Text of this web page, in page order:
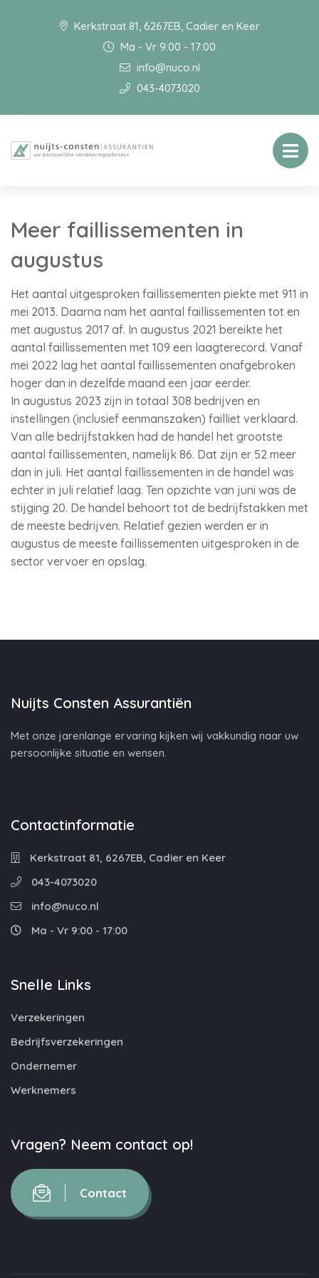
Kerkstraat 81, 6267EB, Cadier en Keer
Ma - Vr 9:00 - 17:00
info@nuco.nl
043-4073020
Meer faillissementen in
augustus
Het aantal uitgesproken faillissementen piekte met 911 in
mei 2013. Daarna nam het aantal faillissementen tot en
met augustus 2017 af. In augustus 2021 bereikte het
aantal faillissementen met 109 een laagterecord. Vanaf
mei 2022 lag het aantal faillissementen onafgebroken
hoger dan in dezelfde maand een jaar eerder.
In augustus 2023 zijn in totaal 308 bedrijven en
instellingen (inclusief eenmanszaken) failliet verklaard.
Van alle bedrijfstakken had de handel het grootste
aantal faillissementen, namelijk 86. Dat zijn er 52 meer
dan in juli. Het aantal faillissementen in de handel was
echter in juli relatief laag. Ten opzichte van juni was de
stijging 20. De handel behoort tot de bedrijfstakken met
de meeste bedrijven. Relatief gezien werden er in
augustus de meeste faillissementen uitgesproken in de
sector vervoer en opslag.
Nuijts Consten Assurantiën
Met onze jarenlange ervaring kijken wij vakkundig naar uw
persoonlijke situatie en wensen.
Contactinformatie
Kerkstraat 81, 6267EB, Cadier en Keer
043-4073020
info@nuco.nl
Ma - Vr 9:00 - 17:00
Snelle Links
Verzekeringen
Bedrijfsverzekeringen
Ondernemer
Werknemers
Vragen? Neem contact op!
Contact